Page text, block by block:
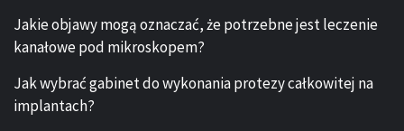
Jakie objawy mogą oznaczać, że potrzebne jest leczenie
kanałowe pod mikroskopem?
Jak wybrać gabinet do wykonania protezy całkowitej na
implantach?